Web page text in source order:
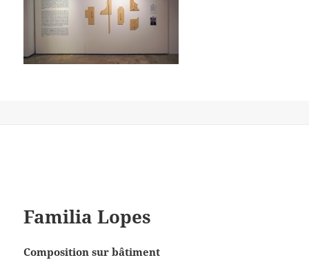
Familia Lopes
Composition sur bâtiment